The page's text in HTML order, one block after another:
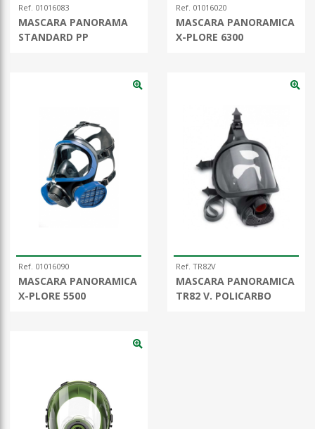
Ref. 01016083
MASCARA PANORAMA
STANDARD PP
Ref. 01016020
MASCARA PANORAMICA
X-PLORE 6300
Ref. 01016090
MASCARA PANORAMICA
X-PLORE 5500
Ref. TR82V
MASCARA PANORAMICA
TR82 V. POLICARBO